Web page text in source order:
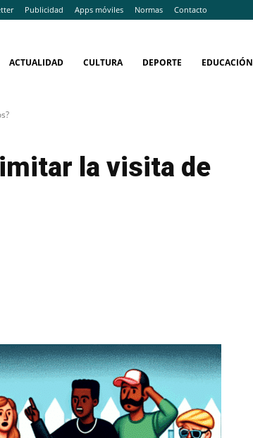
Publicidad Apps móviles Normas Contacto
ACTUALIDAD CULTURA DEPORTE EDUCACIÓN
la visita de